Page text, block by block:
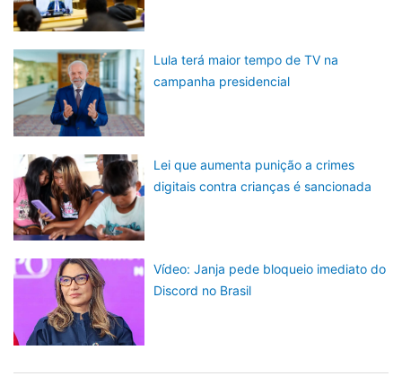
Lula terá maior tempo de TV na
campanha presidencial
Lei que aumenta punição a crimes
digitais contra crianças é sancionada
Vídeo: Janja pede bloqueio imediato do
Discord no Brasil